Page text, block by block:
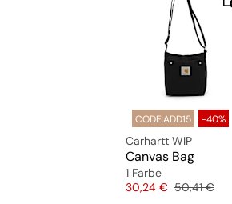
CODE:ADD15 -40%
Carhartt WIP
Canvas Bag
1 Farbe
Preis
30,24 € Originalpreis
50,41 €